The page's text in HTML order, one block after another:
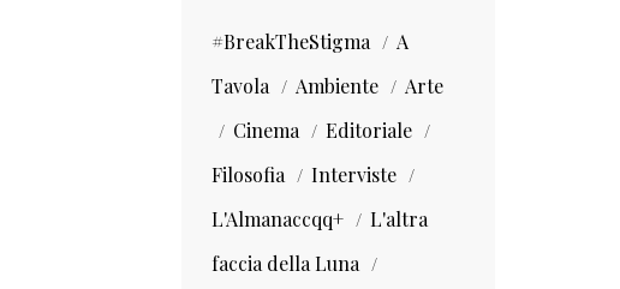
#BreakTheStigma
A
Tavola
Ambiente
Arte
Cinema
Editoriale
Filosofia
Interviste
L'Almanaccqq+
L'altra
faccia della Luna